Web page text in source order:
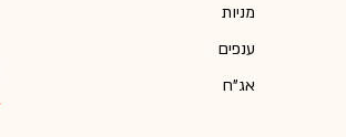
מניות
ענפים
אג"ח